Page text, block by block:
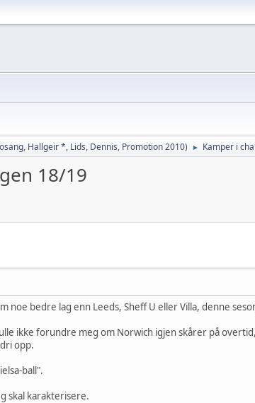
, Hallgeir *, Lids, Dennis, Promotion 2010) ► Kamper i
18/19
noe bedre lag enn Leeds, Sheff U eller Villa, denne
ikke forundre meg om Norwich igjen skårer på
opp.
ball".
skal karakterisere.